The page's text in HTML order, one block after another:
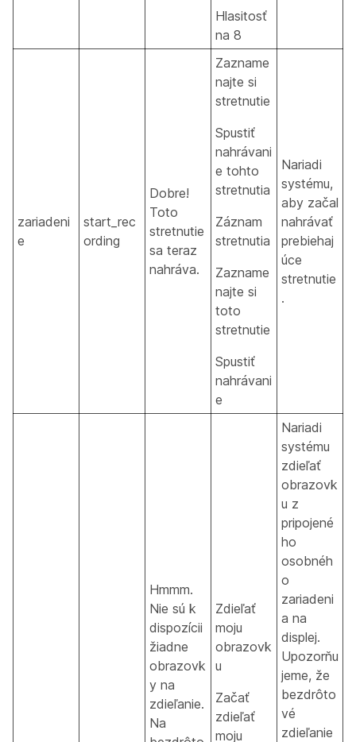
Hlasitosť
na 8
zariadeni
e
start_rec
ording
Dobre!
Toto
stretnutie
sa teraz
nahráva.
Zazname
najte si
stretnutie
Spustiť
nahrávani
e tohto
stretnutia
Záznam
stretnutia
Zazname
najte si
toto
stretnutie
Spustiť
nahrávani
e
Nariadi
systému,
aby začal
nahrávať
prebiehaj
úce
stretnutie
.
Hmmm.
Nie sú k
dispozícii
žiadne
obrazovk
y na
zdieľanie.
Na
Zdieľať
moju
obrazovk
u
Začať
zdieľať
moju
Nariadi
systému
zdieľať
obrazovk
u z
pripojené
ho
osobnéh
o
zariadeni
a na
displej.
Upozorňu
jeme, že
bezdrôto
vé
zdieľanie